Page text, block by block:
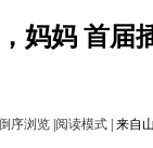
妈妈 首届
序浏览 阅读模式 来自